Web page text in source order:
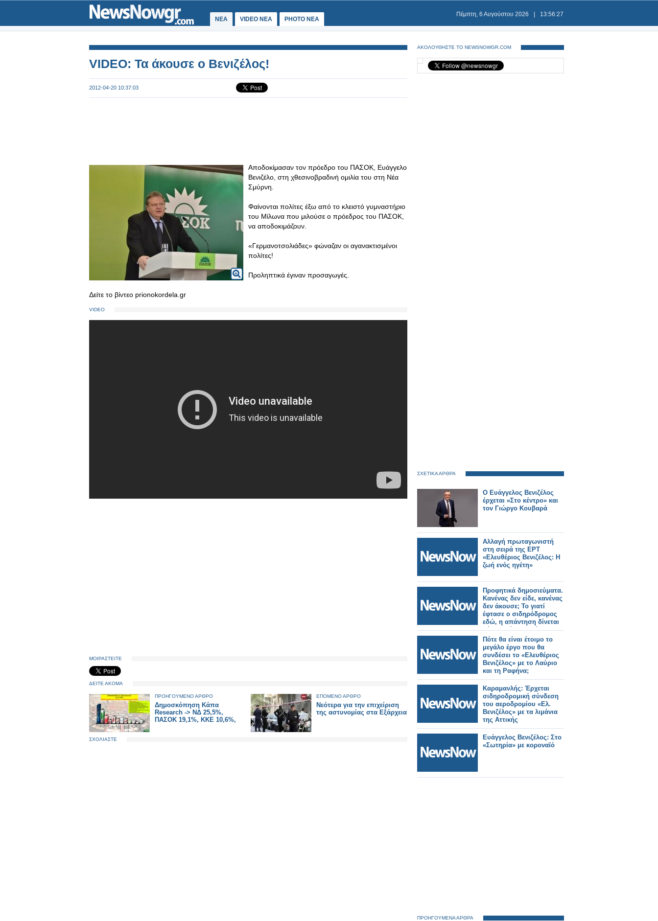
ΝΕΑ VIDEO NEA PHOTO NEA
Πέμπτη, 6 Αυγούστου 2026 13:56:27
VIDEO: Τα άκουσε ο Βενιζέλος!
2012-04-20 10:37:03
Αποδοκίμασαν τον πρόεδρο του ΠΑΣΟΚ, Ευάγγελο
Βενιζέλο, στη χθεσινοβραδινή ομιλία του στη Νέα
Σμύρνη.
Φαίνονται πολίτες έξω από το κλειστό γυμναστήριο
του Μίλωνα που μιλούσε ο πρόεδρος του ΠΑΣΟΚ,
να αποδοκιμάζουν.
«Γερμανοτσολιάδες» φώναζαν οι αγανακτισμένοι
πολίτες!
Προληπτικά έγιναν προσαγωγές.
Δείτε το βίντεο prionokordela.gr
VIDEO
ΜΟΙΡΑΣΤΕΙΤΕ
ΔΕΙΤΕ ΑΚΟΜΑ
ΠΡΟΗΓΟΥΜΕΝΟ ΑΡΘΡΟ
Δημοσκόπηση Κάπα
Research -> ΝΔ 25,5%,
ΠΑΣΟΚ 19,1%, ΚΚΕ 10,6%,
ΕΠΟΜΕΝΟ ΑΡΘΡΟ
Νεότερα για την επιχείριση
της αστυνομίας στα Εξάρχεια
ΣΧΟΛΙΑΣΤΕ
ΑΚΟΛΟΥΘΗΣΤΕ ΤΟ NEWSNOWGR.COM
ΣΧΕΤΙΚΑ ΑΡΘΡΑ
Ο Ευάγγελος Βενιζέλος
έρχεται «Στο κέντρο» και
τον Γιώργο Κουβαρά
Αλλαγή πρωταγωνιστή
στη σειρά της ΕΡΤ
«Ελευθέριος Βενιζέλος: Η
ζωή ενός ηγέτη»
Προφητικά δημοσιεύματα.
Κανένας δεν είδε, κανένας
δεν άκουσε; Το γιατί
έφτασε ο σιδηρόδρομος
εδώ, η απάντηση δίνεται
μέσα από τις σελίδες του
τύπου.
Πότε θα είναι έτοιμο το
μεγάλο έργο που θα
συνδέσει το «Ελευθέριος
Βενιζέλος» με το Λαύριο
και τη Ραφήνα;
Καραμανλής: Έρχεται
σιδηροδρομική σύνδεση
του αεροδρομίου «Ελ.
Βενιζέλος» με τα λιμάνια
της Αττικής
Ευάγγελος Βενιζέλος: Στο
«Σωτηρία» με κοροναϊό
ΠΡΟΗΓΟΥΜΕΝΑ ΑΡΘΡΑ